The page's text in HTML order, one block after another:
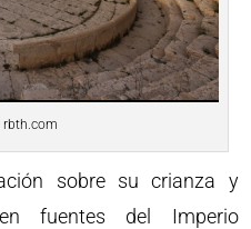
rbth.com
sobre su crianza y
fuentes del Imperio